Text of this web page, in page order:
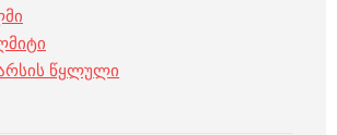
წყლული